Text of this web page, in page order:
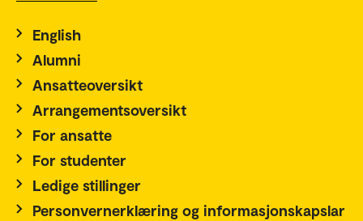
English
Alumni
Ansatteoversikt
Arrangementsoversikt
For ansatte
For studenter
Ledige stillinger
Personvernerklæring og informasjonskapslar